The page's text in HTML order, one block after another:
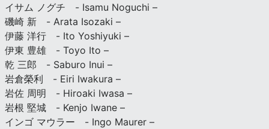
イサム ノグチ - Isamu Noguchi –
磯崎 新 - Arata Isozaki –
伊藤 洋行 - Ito Yoshiyuki –
伊東 豊雄 - Toyo Ito –
乾 三郎 - Saburo Inui –
岩倉榮利 - Eiri Iwakura –
岩佐 周明 - Hiroaki Iwasa –
岩根 堅城 - Kenjo Iwane –
インゴ マウラー - Ingo Maurer –